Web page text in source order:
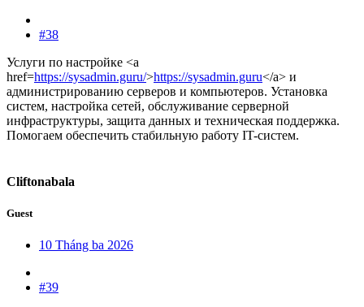
#38
Услуги по настройке <a
href=https://sysadmin.guru/>https://sysadmin.guru</a> и
администрированию серверов и компьютеров. Установка
систем, настройка сетей, обслуживание серверной
инфраструктуры, защита данных и техническая поддержка.
Помогаем обеспечить стабильную работу IT-систем.
Cliftonabala
Guest
10 Tháng ba 2026
#39